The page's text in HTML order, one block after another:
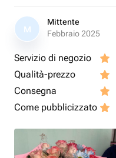
M
Mittente
Febbraio 2025
Servizio di negozio
Qualità-prezzo
Consegna
Come pubblicizzato